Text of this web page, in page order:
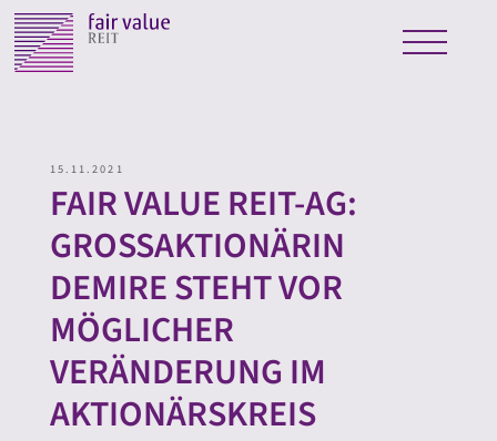
15.11.2021
FAIR VALUE REIT-AG:
GROSSAKTIONÄRIN D
EMIRE STEHT VOR M
ÖGLICHER V
ERÄNDERUNG IM A
KTIONÄRSKREIS